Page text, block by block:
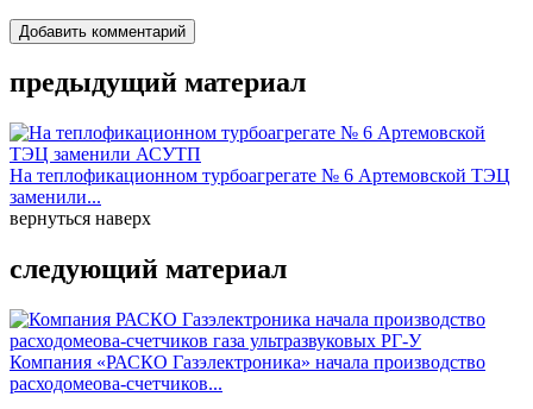
Добавить комментарий
предыдущий материал
На теплофикационном турбоагрегате № 6 Артемовской ТЭЦ
заменили...
вернуться наверх
следующий материал
Компания «РАСКО Газэлектроника» начала производство
расходомеова-счетчиков...